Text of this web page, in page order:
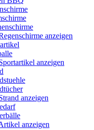
anzeigen
anzeigen
anzeigen
anzeigen